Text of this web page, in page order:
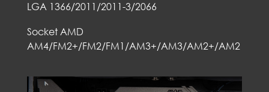
LGA 1366/2011/2011-3/2066
Socket AMD
AM4/FM2+/FM2/FM1/AM3+/AM3/AM2+/AM2